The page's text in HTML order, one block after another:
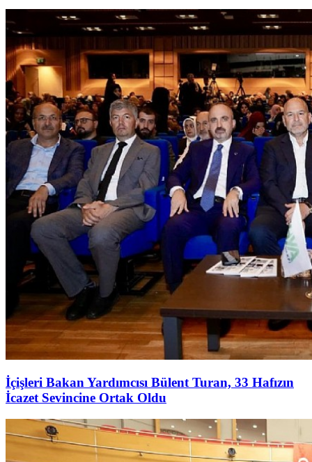
İçişleri Bakan Yardımcısı Bülent Turan, 33 Hafızın
İcazet Sevincine Ortak Oldu